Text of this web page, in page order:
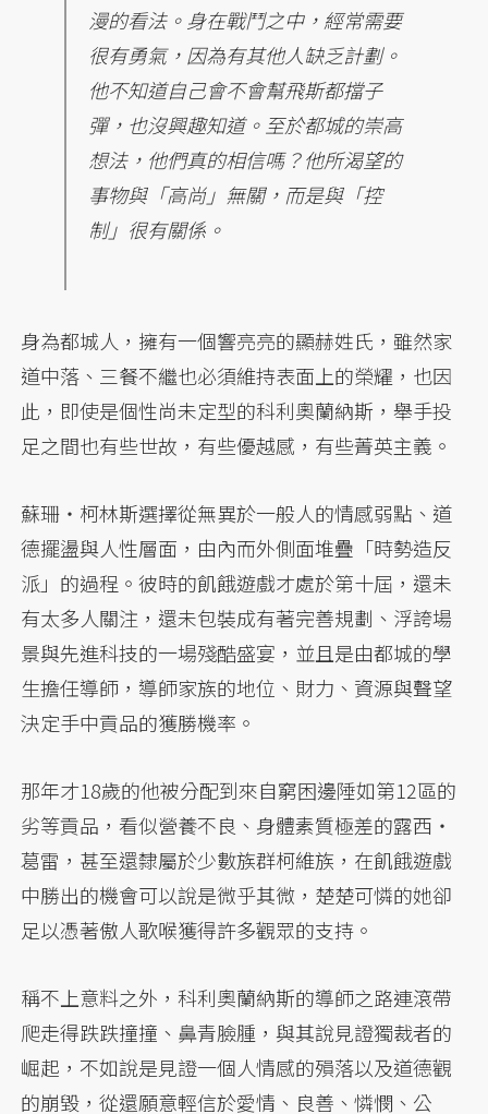
漫的看法。身在戰鬥之中，經常需要
很有勇氣，因為有其他人缺乏計劃。
他不知道自己會不會幫飛斯都擋子
彈，也沒興趣知道。至於都城的崇高
想法，他們真的相信嗎？他所渴望的
事物與「高尚」無關，而是與「控
制」很有關係。
身為都城人，擁有一個響亮亮的顯赫姓氏，雖然家
道中落、三餐不繼也必須維持表面上的榮耀，也因
此，即使是個性尚未定型的科利奧蘭納斯，舉手投
足之間也有些世故，有些優越感，有些菁英主義。
蘇珊・柯林斯選擇從無異於一般人的情感弱點、道
德擺盪與人性層面，由內而外側面堆疊「時勢造反
派」的過程。彼時的飢餓遊戲才處於第十屆，還未
有太多人關注，還未包裝成有著完善規劃、浮誇場
景與先進科技的一場殘酷盛宴，並且是由都城的學
生擔任導師，導師家族的地位、財力、資源與聲望
決定手中貢品的獲勝機率。
那年才18歲的他被分配到來自窮困邊陲如第12區的
劣等貢品，看似營養不良、身體素質極差的露西・
葛雷，甚至還隸屬於少數族群柯維族，在飢餓遊戲
中勝出的機會可以說是微乎其微，楚楚可憐的她卻
足以憑著傲人歌喉獲得許多觀眾的支持。
稱不上意料之外，科利奧蘭納斯的導師之路連滾帶
爬走得跌跌撞撞、鼻青臉腫，與其說見證獨裁者的
崛起，不如說是見證一個人情感的殞落以及道德觀
的崩毀，從還願意輕信於愛情、良善、憐憫、公